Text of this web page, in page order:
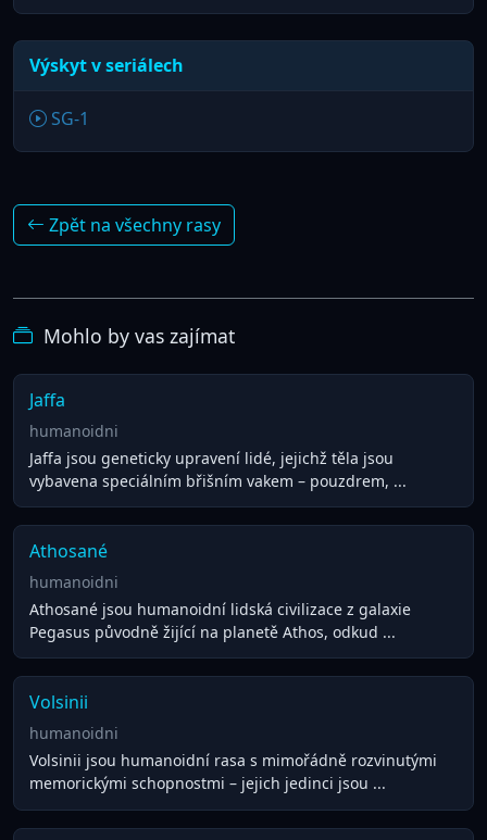
Výskyt v seriálech
SG-1
Zpět na všechny rasy
Mohlo by vas zajímat
Jaffa
humanoidni
Jaffa jsou geneticky upravení lidé, jejichž těla jsou
vybavena speciálním břišním vakem – pouzdrem, ...
Athosané
humanoidni
Athosané jsou humanoidní lidská civilizace z galaxie
Pegasus původně žijící na planetě Athos, odkud ...
Volsinii
humanoidni
Volsinii jsou humanoidní rasa s mimořádně rozvinutými
memorickými schopnostmi – jejich jedinci jsou ...